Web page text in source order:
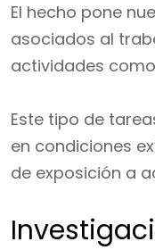
El hecho pone
asociados al
actividades
Este tipo de
en condiciones
de exposición a